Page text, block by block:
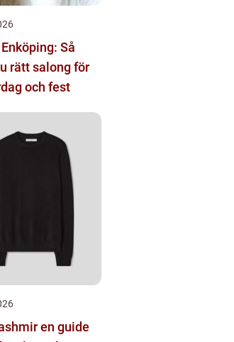
Så
rätt salong för
och fest
en guide